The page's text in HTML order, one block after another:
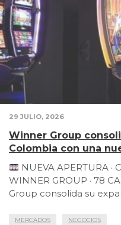
29 JULIO, 2026
Winner Group
Colombia con una
NUEVA APERTURA ·
WINNER GROUP · 78
Group consolida su
MERCADOS NEGOCIOS